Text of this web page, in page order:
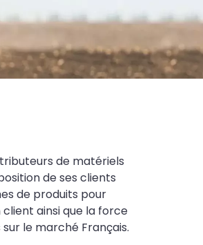
de matériels
de ses clients
de produits pour
ainsi que la force
le marché Français.